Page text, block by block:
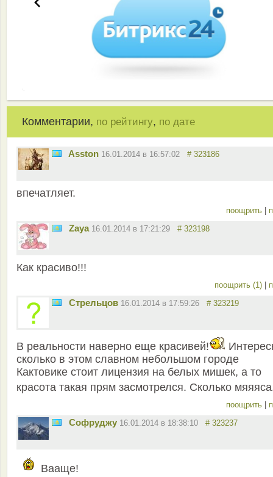
Комментарии, по рейтингу, по дате
Asston 16.01.2014 в 16:57:02 # 323186
впечатляет.
поощрить
Zaya 16.01.2014 в 17:21:29 # 323198
Как красиво!!!
поощрить (1)
Стрельцов 16.01.2014 в 17:59:26 # 323219
В реальности наверно еще красивей!
сколько в этом славном небольшом городе
Кактовике стоит лицензия на белых мишек, а то
красота такая прям засмотрелся. Сколько
поощрить
Софруджу 16.01.2014 в 18:38:10 # 323237
Вааще!